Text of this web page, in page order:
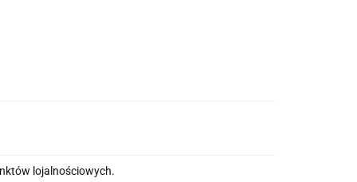
lojalnościowych.